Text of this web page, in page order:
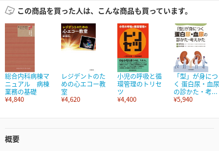
この商品を買った人は、こんな商品も買っています。
総合内科病棟マ
ニュアル 病棟
業務の基礎
¥4,840
レジデントのた
めの心エコー教
室
¥4,620
小児の呼吸と循
環管理のトリセ
ツ
¥4,400
「型」が身につ
く 蛋白尿・血尿
の診かた・考...
¥5,940
概要